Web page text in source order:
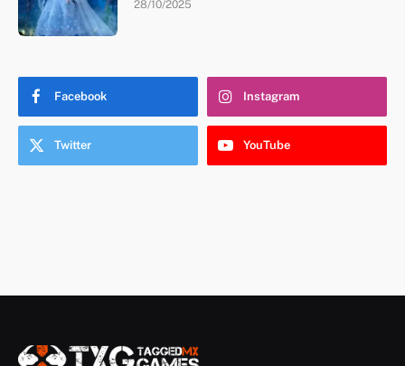
28/10/2025
Facebook Instagram
Twitter YouTube